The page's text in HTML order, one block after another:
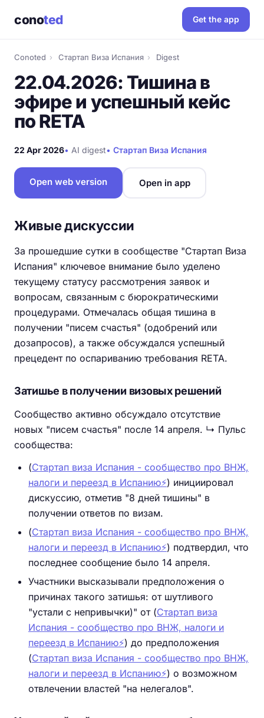
conoted Get the app
Conoted › Стартап Виза Испания › Digest
22.04.2026: Тишина в
эфире и успешный кейс
по RETA
22 Apr 2026• AI digest• Стартап Виза Испания
Open web version Open in app
Живые дискуссии
За прошедшие сутки в сообществе "Стартап Виза
Испания" ключевое внимание было уделено
текущему статусу рассмотрения заявок и
вопросам, связанным с бюрократическими
процедурами. Отмечалась общая тишина в
получении "писем счастья" (одобрений или
дозапросов), а также обсуждался успешный
прецедент по оспариванию требования RETA.
Затишье в получении визовых решений
Сообщество активно обсуждало отсутствие
новых "писем счастья" после 14 апреля. ↳ Пульс
сообщества:
(Стартап виза Испания - сообщество про ВНЖ,
налоги и переезд в Испанию⚡️) инициировал
дискуссию, отметив "8 дней тишины" в
получении ответов по визам.
(Стартап виза Испания - сообщество про ВНЖ,
налоги и переезд в Испанию⚡️) подтвердил, что
последнее сообщение было 14 апреля.
Участники высказывали предположения о
причинах такого затишья: от шутливого
"устали с непривычки)" от (Стартап виза
Испания - сообщество про ВНЖ, налоги и
переезд в Испанию⚡️) до предположения
(Стартап виза Испания - сообщество про ВНЖ,
налоги и переезд в Испанию⚡️) о возможном
отвлечении властей "на нелегалов".